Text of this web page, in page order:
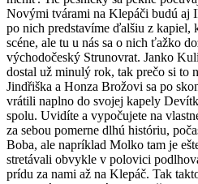
Novými tvárami na Klepáči budú aj
po nich predstavíme ďalšiu z kapiel,
scéne, ale tu u nás sa o nich ťažko
východočeský Strunovrat. Janko
dostal už minulý rok, tak prečo si to
Jindřiška a Honza Brožovi sa po
vrátili naplno do svojej kapely
spolu. Uvidíte a vypočujete na
za sebou pomerne dlhú históriu,
Boba, ale napríklad Molko tam je
stretávali obvykle v polovici
prídu za nami až na Klepáč. Tak